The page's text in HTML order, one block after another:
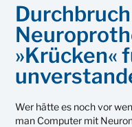
»Krücken«
Wer hätte es noch vor
man Computer mit